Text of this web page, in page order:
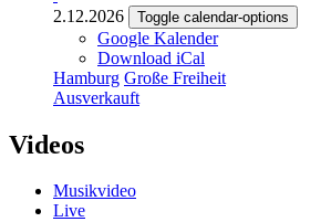
2.12.2026 Toggle calendar-options
Google Kalender
Download iCal
Hamburg Große Freiheit
Ausverkauft
Videos
Musikvideo
Live